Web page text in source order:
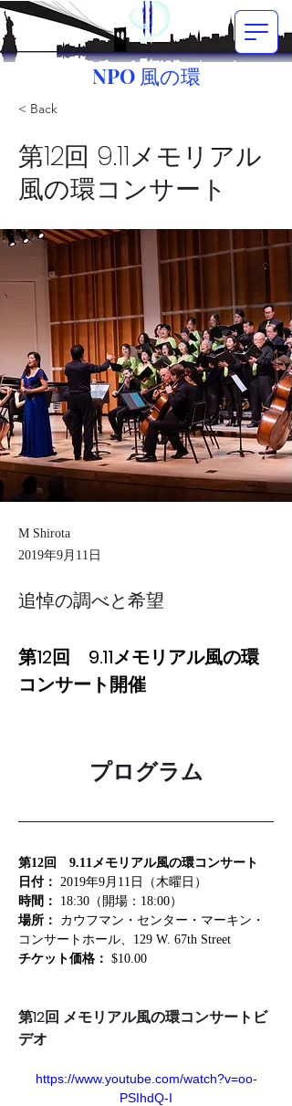
NPO 風の環
< Back
第12回 9.11メモリアル
風の環コンサート
M Shirota
2019年9月11日
追悼の調べと希望
第12回　9.11メモリアル風の環
コンサート開催
プログラム
第12回　9.11メモリアル風の環コンサート
日付： 2019年9月11日（木曜日）
時間：
18:30（開場：18:00）
場所：
カウフマン・センター・マーキン・
コンサートホール、129 W. 67th Street
チケット価格： $10.00
第12回 メモリアル風の環コンサートビ
デオ
https://www.youtube.com/watch?v=oo-
PSIhdQ-I